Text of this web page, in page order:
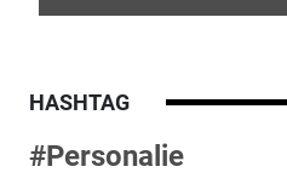
HASHTAG
#Personalie